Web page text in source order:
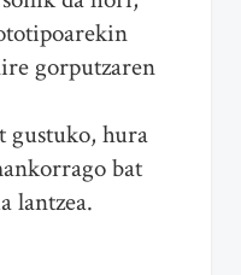
gorputzaren
gustuko, hura
bat
lantzea.